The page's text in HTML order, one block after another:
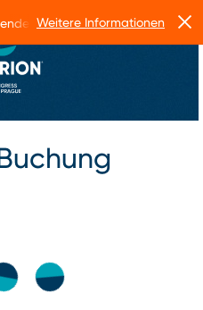
Betriebseinschränkungen
Weitere Informationen